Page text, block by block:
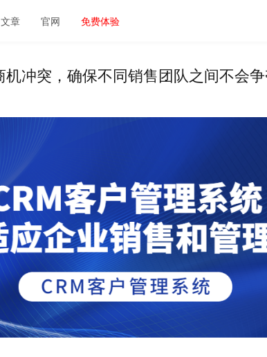
文章 官网 免费体验
冲突，确保不同销售团队之间不会